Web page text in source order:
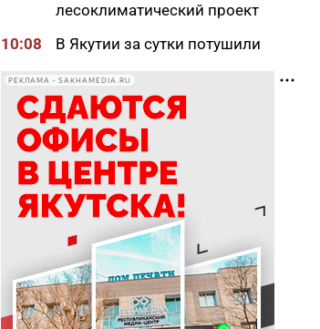
лесоклиматический проект
10:08
В Якутии за сутки потушили
10:00
Вид сверху лучше: история
машиниста крана Владимира
Замы
09:56
Отключения света, воды и газа
пройдут в Якутске 7 августа
Штукатур-маляр Галина
Соловьева: когда отделка
становится искусством
09:24
«Строить там, где другие не
решаются»: 30 лет работы
РЕКЛАМА • SAKHAMEDIA.RU